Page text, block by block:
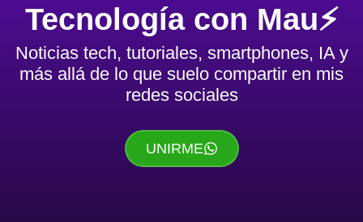
Tecnología con Mau⚡️
Noticias tech, tutoriales, smartphones, IA y
más allá de lo que suelo compartir en mis
redes sociales
UNIRME